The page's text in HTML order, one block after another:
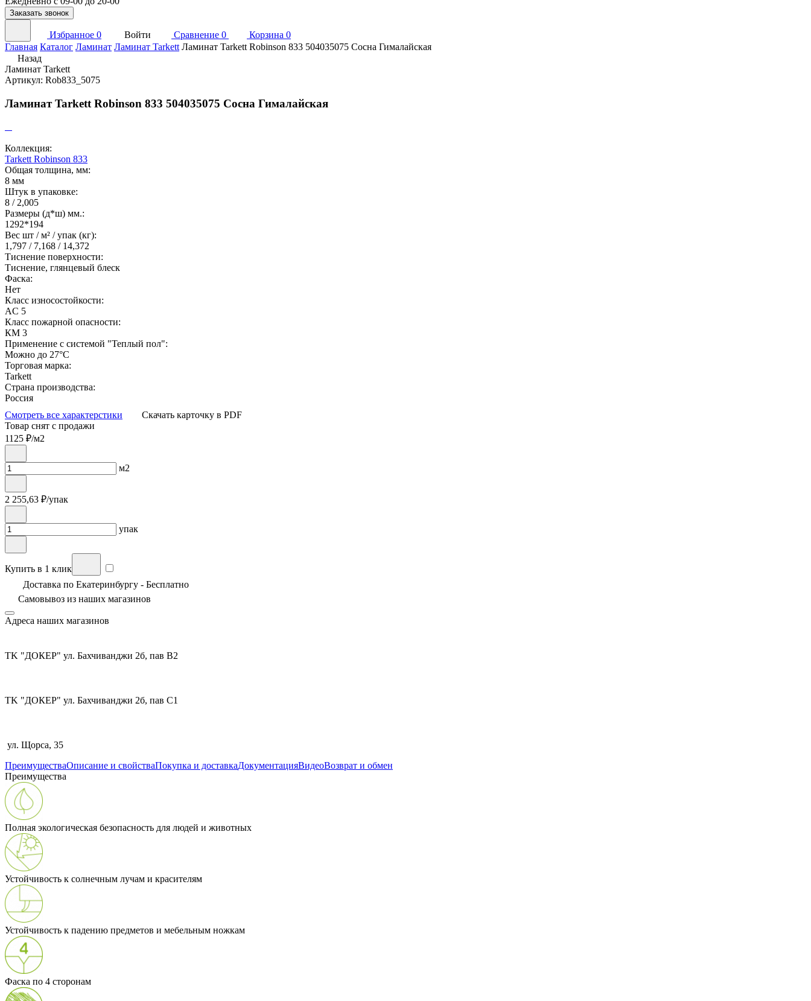
Заказать звонок
Избранное 0 Войти Сравнение 0 Корзина 0
Главная Каталог Ламинат Ламинат Tarkett Ламинат Tarkett Robinson 833 504035075 Сосна Гималайская
Назад
Ламинат Tarkett
Артикул: Rob833_5075
Ламинат Tarkett Robinson 833 504035075 Сосна Гималайская
Коллекция:
Tarkett Robinson 833
Общая толщина, мм:
8 мм
Штук в упаковке:
8 / 2,005
Размеры (д*ш) мм.:
1292*194
Вес шт / м² / упак (кг):
1,797 / 7,168 / 14,372
Тиснение поверхности:
Тиснение, глянцевый блеск
Фаска:
Нет
Класс износостойкости:
AC 5
Класс пожарной опасности:
КМ 3
Применение с системой "Теплый пол":
Можно до 27°С
Торговая марка:
Tarkett
Страна производства:
Россия
Смотреть все характерстики
Скачать карточку в PDF
Товар снят с продажи
1125 ₽/м2
м2
2 255,63 ₽/упак
упак
Купить в 1 клик
Доставка по Екатеринбургу - Бесплатно
Самовывоз из наших магазинов
Адреса наших магазинов
TK "ДОКЕР" ул. Бахчиванджи 2б, пав В2
TK "ДОКЕР" ул. Бахчиванджи 2б, пав С1
ул. Щорса, 35
ПреимуществаОписание и свойстваПокупка и доставкаДокументацияВидеоВозврат и обмен
Преимущества
Полная экологическая безопасность для людей и животных
Устойчивость к солнечным лучам и красителям
Устойчивость к падению предметов и мебельным ножкам
Фаска по 4 сторонам